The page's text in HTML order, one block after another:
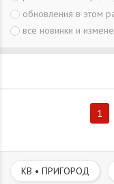
обновления в этом
все новинки и
1
КВ • ПРИГОРОД